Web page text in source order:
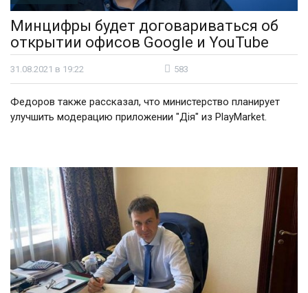
Минцифры будет договариваться об
открытии офисов Google и YouTube
31.08.2021 в 19:22 583
Федоров также рассказал, что министерство планирует
улучшить модерацию приложении "Дія" из PlayMarket.